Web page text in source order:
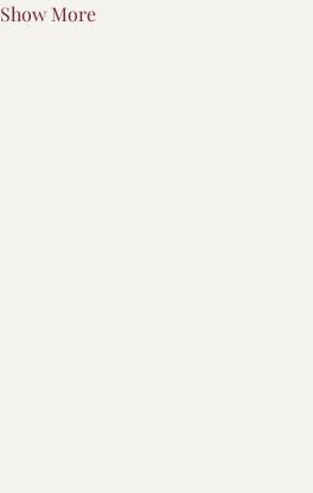
Show More